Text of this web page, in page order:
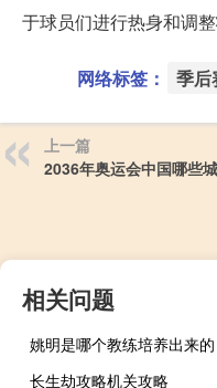
于球员们进行热身和调整
网络标签： 季后
上一篇
2036年奥运会中国哪些
相关问题
姚明是哪个教练培养出来的
长生劫攻略机关攻略